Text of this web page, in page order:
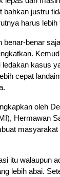
justru
harus
benar-benar
kasus
cepat
oleh
Hermawan
itu walaupun
lebih abai.